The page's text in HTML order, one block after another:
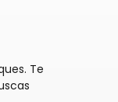
Te